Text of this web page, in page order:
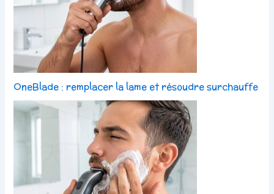
OneBlade : remplacer la lame et résoudre surchauffe